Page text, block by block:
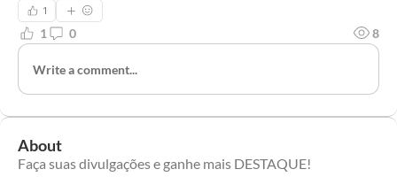
1
1 0 8
Write a comment...
About
Faça suas divulgações e ganhe mais DESTAQUE!